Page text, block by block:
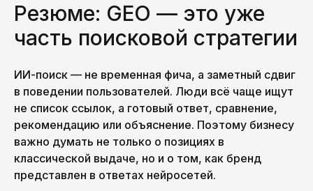
Резюме: GEO — это уже
часть поисковой стратегии
ИИ-поиск — не временная фича, а заметный сдвиг
в поведении пользователей. Люди всё чаще ищут
не список ссылок, а готовый ответ, сравнение,
рекомендацию или объяснение. Поэтому бизнесу
важно думать не только о позициях в
классической выдаче, но и о том, как бренд
представлен в ответах нейросетей.